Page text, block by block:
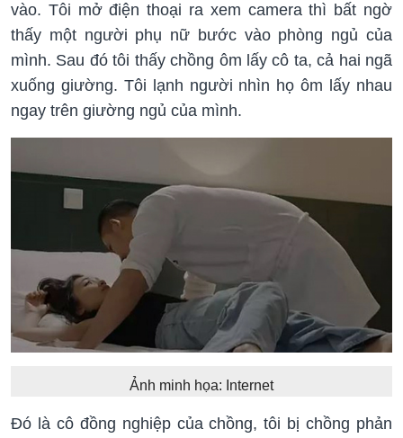
vào. Tôi mở điện thoại ra xem camera thì bất ngờ
thấy một người phụ nữ bước vào phòng ngủ của
mình. Sau đó tôi thấy chồng ôm lấy cô ta, cả hai ngã
xuống giường. Tôi lạnh người nhìn họ ôm lấy nhau
ngay trên giường ngủ của mình.
Ảnh minh họa: Internet
Đó là cô đồng nghiệp của chồng, tôi bị chồng phản